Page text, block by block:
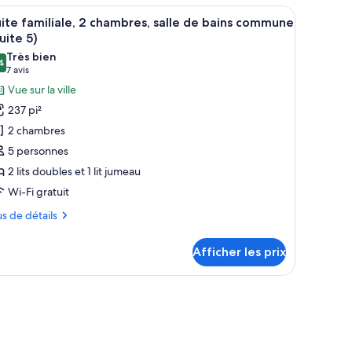
une fenêtre avec des rideaux, un radiateur, une table de chevet avec
:
Une chambre d’hôtel avec deux lits, une
6
familiale, 2 chambres, salle de bains commune
5)
sur 10
Très bien
7 avis
(7 avis)
Vue sur la ville
237 pi²
2 chambres
5 personnes
2 lits doubles et 1 lit jumeau
Wi-Fi gratuit
de détails
Afficher les prix
des rideaux.
grand miroir et un fauteuil en cuir.